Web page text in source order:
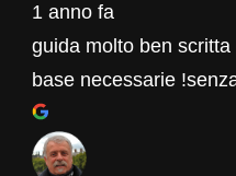
1 anno fa
guida molto ben
base necessarie